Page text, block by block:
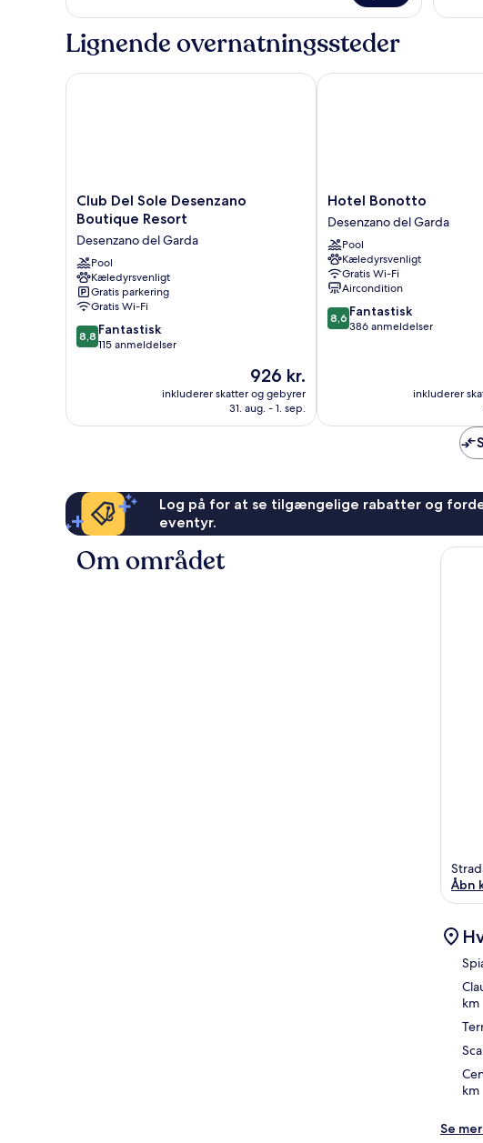
home
home
Lignende overnatningssteder
Club
Del
Desenzano
Boutique
Resort
Desenzano
del
Garda
Club Del Sole Desenzano
Boutique Resort
Desenzano del Garda
Pool
Kæledyrsvenligt
Gratis parkering
Gratis Wi-Fi
8.8
ud
anmeldelser
8,8 Fantastisk
115 anmeldelser
Prisen
er
926 kr.
926 kr.
inkluderer skatter og gebyrer
31. aug. - 1. sep.
Club Del Sole Desenzano Boutique Resort
Hotel
Bonotto
Desenzano
del
Garda
Hotel Bonotto
Desenzano del Garda
Pool
Kæledyrsvenligt
Gratis Wi-Fi
Aircondition
8.6
ud
8,6 Fantastisk
386 anmeldelser
inkluderer
Hotel Bonotto
Log på for at se tilgængelige rabatter og
eventyr.
Om området
Åbn
km
km
Se